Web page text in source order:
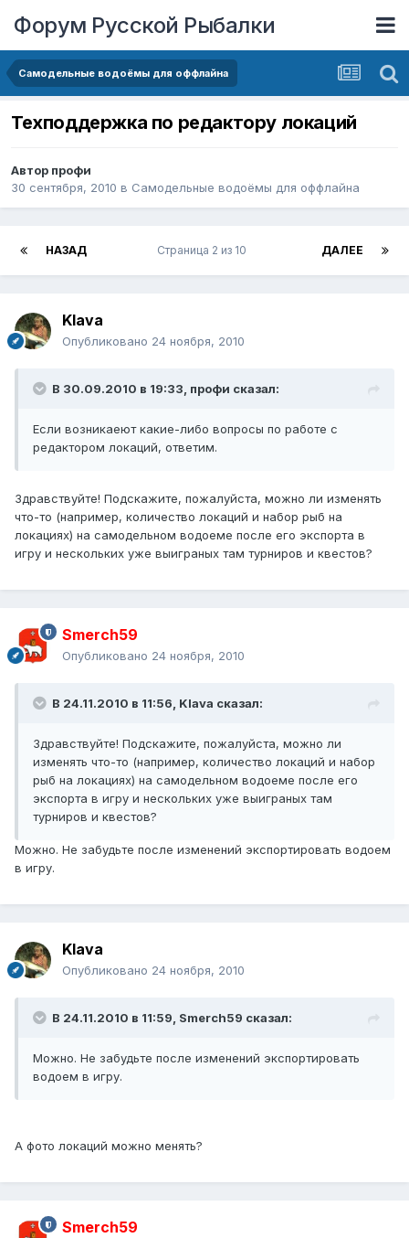
Форум Русской Рыбалки
Самодельные водоёмы для оффлайна
Техподдержка по редактору локаций
Автор профи
30 сентября, 2010 в Самодельные водоёмы для оффлайна
НАЗАД ДАЛЕЕ
Страница 2 из 10
Klava
Опубликовано 24 ноября, 2010
В 30.09.2010 в 19:33, профи сказал:
Если возникаеют какие-либо вопросы по работе с
редактором локаций, ответим.
Здравствуйте! Подскажите, пожалуйста, можно ли изменять
что-то (например, количество локаций и набор рыб на
локациях) на самодельном водоеме после его экспорта в
игру и нескольких уже выиграных там турниров и квестов?
Smerch59
Опубликовано 24 ноября, 2010
В 24.11.2010 в 11:56, Klava сказал:
Здравствуйте! Подскажите, пожалуйста, можно ли
изменять что-то (например, количество локаций и набор
рыб на локациях) на самодельном водоеме после его
экспорта в игру и нескольких уже выиграных там
турниров и квестов?
Можно. Не забудьте после изменений экспортировать водоем
в игру.
Klava
Опубликовано 24 ноября, 2010
В 24.11.2010 в 11:59, Smerch59 сказал:
Можно. Не забудьте после изменений экспортировать
водоем в игру.
А фото локаций можно менять?
Smerch59